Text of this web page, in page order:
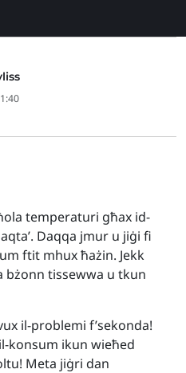
temperaturi għax id-
Daqqa jmur u jiġi fi
ftit mhux ħażin. Jekk
bżonn tissewwa u tkun
il-problemi f’sekonda!
konsum ikun wieħed
Meta jiġri dan